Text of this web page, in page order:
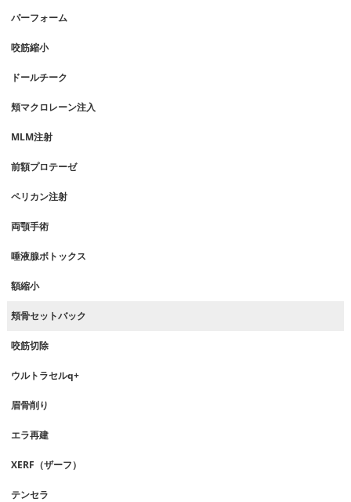
パーフォーム
咬筋縮小
ドールチーク
頬マクロレーン注入
MLM注射
前額プロテーゼ
ペリカン注射
両顎手術
唾液腺ボトックス
額縮小
頬骨セットバック
咬筋切除
ウルトラセルq+
眉骨削り
エラ再建
XERF（ザーフ）
テンセラ